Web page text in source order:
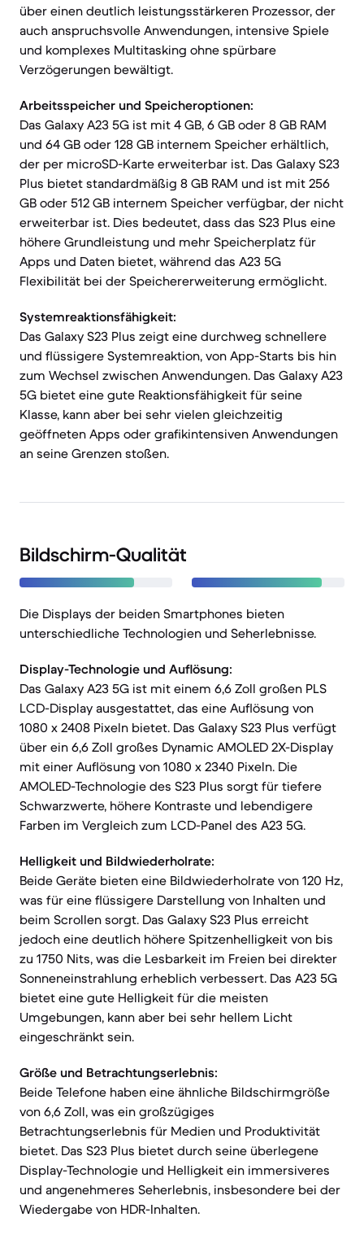
über einen deutlich leistungsstärkeren Prozessor, der
auch anspruchsvolle Anwendungen, intensive Spiele
und komplexes Multitasking ohne spürbare
Verzögerungen bewältigt.
Arbeitsspeicher und Speicheroptionen:
Das Galaxy A23 5G ist mit 4 GB, 6 GB oder 8 GB RAM
und 64 GB oder 128 GB internem Speicher erhältlich,
der per microSD-Karte erweiterbar ist. Das Galaxy S23
Plus bietet standardmäßig 8 GB RAM und ist mit 256
GB oder 512 GB internem Speicher verfügbar, der nicht
erweiterbar ist. Dies bedeutet, dass das S23 Plus eine
höhere Grundleistung und mehr Speicherplatz für
Apps und Daten bietet, während das A23 5G
Flexibilität bei der Speichererweiterung ermöglicht.
Systemreaktionsfähigkeit:
Das Galaxy S23 Plus zeigt eine durchweg schnellere
und flüssigere Systemreaktion, von App-Starts bis hin
zum Wechsel zwischen Anwendungen. Das Galaxy A23
5G bietet eine gute Reaktionsfähigkeit für seine
Klasse, kann aber bei sehr vielen gleichzeitig
geöffneten Apps oder grafikintensiven Anwendungen
an seine Grenzen stoßen.
Bildschirm-Qualität
Die Displays der beiden Smartphones bieten
unterschiedliche Technologien und Seherlebnisse.
Display-Technologie und Auflösung:
Das Galaxy A23 5G ist mit einem 6,6 Zoll großen PLS
LCD-Display ausgestattet, das eine Auflösung von
1080 x 2408 Pixeln bietet. Das Galaxy S23 Plus verfügt
über ein 6,6 Zoll großes Dynamic AMOLED 2X-Display
mit einer Auflösung von 1080 x 2340 Pixeln. Die
AMOLED-Technologie des S23 Plus sorgt für tiefere
Schwarzwerte, höhere Kontraste und lebendigere
Farben im Vergleich zum LCD-Panel des A23 5G.
Helligkeit und Bildwiederholrate:
Beide Geräte bieten eine Bildwiederholrate von 120 Hz,
was für eine flüssigere Darstellung von Inhalten und
beim Scrollen sorgt. Das Galaxy S23 Plus erreicht
jedoch eine deutlich höhere Spitzenhelligkeit von bis
zu 1750 Nits, was die Lesbarkeit im Freien bei direkter
Sonneneinstrahlung erheblich verbessert. Das A23 5G
bietet eine gute Helligkeit für die meisten
Umgebungen, kann aber bei sehr hellem Licht
eingeschränkt sein.
Größe und Betrachtungserlebnis:
Beide Telefone haben eine ähnliche Bildschirmgröße
von 6,6 Zoll, was ein großzügiges
Betrachtungserlebnis für Medien und Produktivität
bietet. Das S23 Plus bietet durch seine überlegene
Display-Technologie und Helligkeit ein immersiveres
und angenehmeres Seherlebnis, insbesondere bei der
Wiedergabe von HDR-Inhalten.